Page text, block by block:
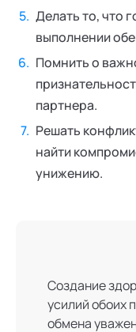
Делать то, что
выполнении
Помнить о
партнера.
Решать
найти
унижению.
Создание
усилий обоих
обмена